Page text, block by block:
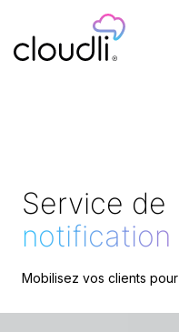
Service de
Mobilisez vos clients pour